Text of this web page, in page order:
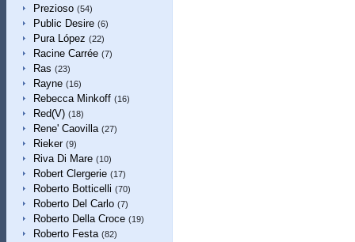
Prezioso (54)
Public Desire (6)
Pura López (22)
Racine Carrée (7)
Ras (23)
Rayne (16)
Rebecca Minkoff (16)
Red(V) (18)
Rene' Caovilla (27)
Rieker (9)
Riva Di Mare (10)
Robert Clergerie (17)
Roberto Botticelli (70)
Roberto Del Carlo (7)
Roberto Della Croce (19)
Roberto Festa (82)